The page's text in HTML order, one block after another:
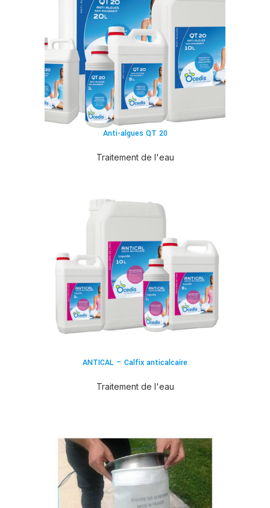
Anti-algues QT 20
Traitement de l'eau
ANTICAL – Calfix anticalcaire
Traitement de l'eau